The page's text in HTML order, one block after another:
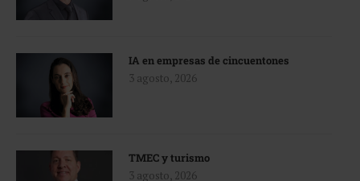
IA en empresas de cincuentones
3 agosto, 2026
TMEC y turismo
3 agosto, 2026